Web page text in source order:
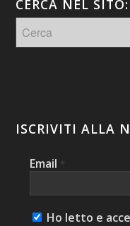
CERCA NEL SITO:
ISCRIVITI ALLA
Email *
Ho letto e